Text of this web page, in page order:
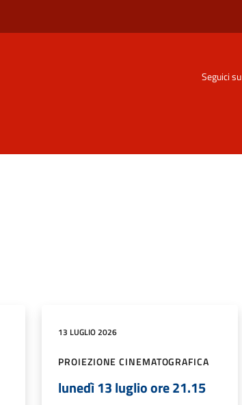
Seguici su
13 LUGLIO 2026
PROIEZIONE CINEMATOGRAFICA
lunedì 13 luglio ore 21.15